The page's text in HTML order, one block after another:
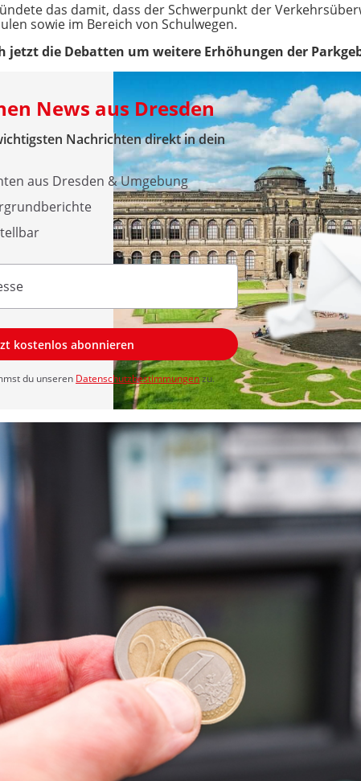
das damit, dass der Schwerpunkt der
sowie im Bereich von Schulwegen.
jetzt die Debatten um weitere Erhöhungen der
News aus Dresden
Nachrichten direkt in dein
aus Dresden & Umgebung
kostenlos abonnieren
du unseren Datenschutzbestimmungenzu.